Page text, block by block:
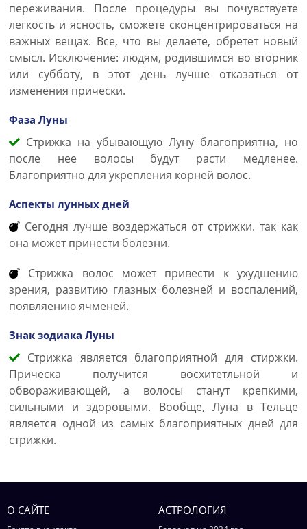
переживания. После процедуры вы почувствуете
легкость и ясность, сможете сконцентрироваться на
важных вещах. Все, что вы делаете, обретет новый
смысл. Исключение: людям, родившимся во вторник
или субботу, в этот день лучше отказаться от
изменения прически.
Фаза Луны
Стрижка на убывающую Луну благоприятна, но
после нее волосы будут расти медленее.
Благоприятно для укрепления корней волос.
Аспекты лунных дней
Сегодня лучше воздержаться от стрижки. так как
она может принести болезни.
Стрижка волос может привести к ухудшению
зрения, развитию глазных болезней и воспалений,
появляению ячменей.
Знак зодиака Луны
Стрижка является благоприятной для стиржки.
Прическа получится восхитетльной и
обвораживающей, а волосы станут крепкими,
сильными и здоровыми. Вообще, Луна в Тельце
является одной из самых благоприятных дней для
стрижки.
О САЙТЕ АСТРОЛОГИЯ